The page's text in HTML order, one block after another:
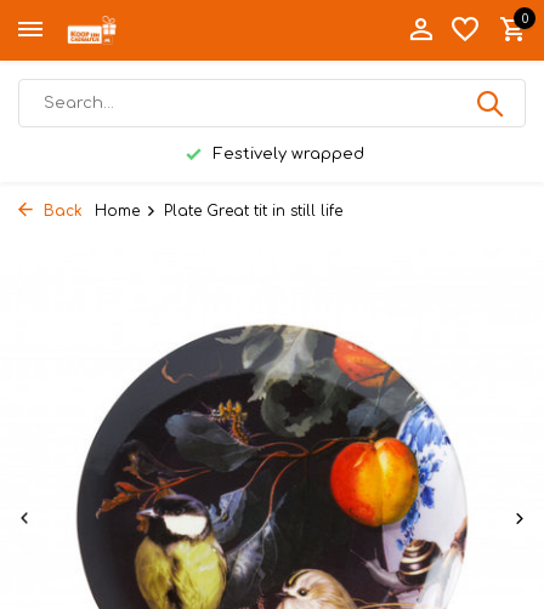
0
Festively wrapped
Back Home Plate Great tit in still life